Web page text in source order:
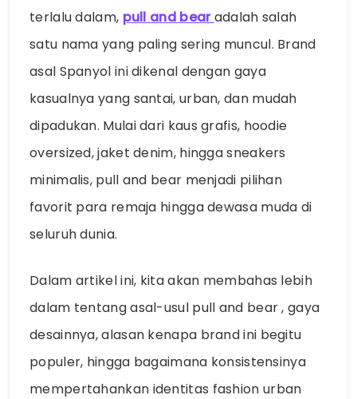
terlalu dalam, pull and bearadalah salah
satu nama yang paling sering muncul. Brand
asal Spanyol ini dikenal dengan gaya
kasualnya yang santai, urban, dan mudah
dipadukan. Mulai dari kaus grafis, hoodie
oversized, jaket denim, hingga sneakers
minimalis, pull and bear menjadi pilihan
favorit para remaja hingga dewasa muda di
seluruh dunia.
Dalam artikel ini, kita akan membahas lebih
dalam tentang asal-usul pull and bear, gaya
desainnya, alasan kenapa brand ini begitu
populer, hingga bagaimana konsistensinya
mempertahankan identitas fashion urban